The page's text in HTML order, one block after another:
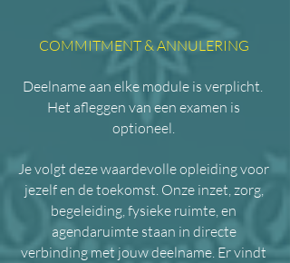
COMMITMENT & ANNULERING
Deelname aan elke module is verplicht.
Het afleggen van een examen is
optioneel.
Je volgt deze waardevolle opleiding voor
jezelf en de toekomst. Onze inzet, zorg,
begeleiding, fysieke ruimte, en
agendaruimte staan in directe
verbinding met jouw deelname. Er vindt